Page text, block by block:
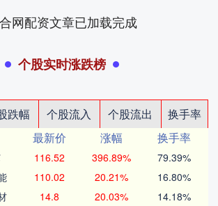
网配资文章已加载完成
个股实时涨跌榜
跌幅 个股流入 个股流出
换手率
最新价 涨幅
换手率
116.52 396.89% 79.39%
110.02 20.21% 16.80%
14.8 20.03% 14.18%